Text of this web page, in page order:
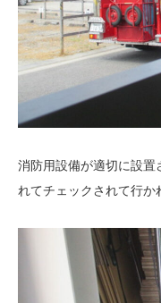
消防用設備が適切に設置
れてチェックされて行か